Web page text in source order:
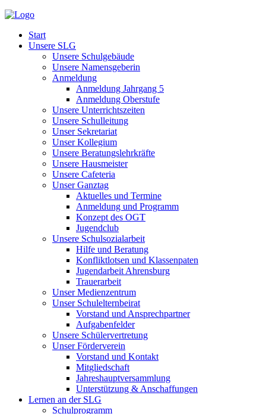
Start
Unsere SLG
Unsere Schulgebäude
Unsere Namensgeberin
Anmeldung
Anmeldung Jahrgang 5
Anmeldung Oberstufe
Unsere Unterrichtszeiten
Unsere Schulleitung
Unser Sekretariat
Unser Kollegium
Unsere Beratungslehrkräfte
Unsere Hausmeister
Unsere Cafeteria
Unser Ganztag
Aktuelles und Termine
Anmeldung und Programm
Konzept des OGT
Jugendclub
Unsere Schulsozialarbeit
Hilfe und Beratung
Konfliktlotsen und Klassenpaten
Jugendarbeit Ahrensburg
Trauerarbeit
Unser Medienzentrum
Unser Schulelternbeirat
Vorstand und Ansprechpartner
Aufgabenfelder
Unsere Schülervertretung
Unser Förderverein
Vorstand und Kontakt
Mitgliedschaft
Jahreshauptversammlung
Unterstützung & Anschaffungen
Lernen an der SLG
Schulprogramm